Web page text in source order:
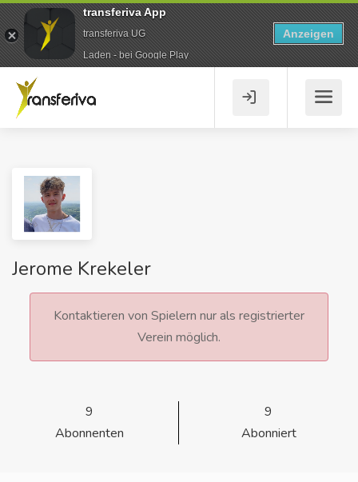
Jerome Krekeler
Kontaktieren von Spielern nur als registrierter
Verein möglich.
9
Abonnenten
9
Abonniert
transferiva App
transferiva UG
Laden - bei Google Play
Anzeigen